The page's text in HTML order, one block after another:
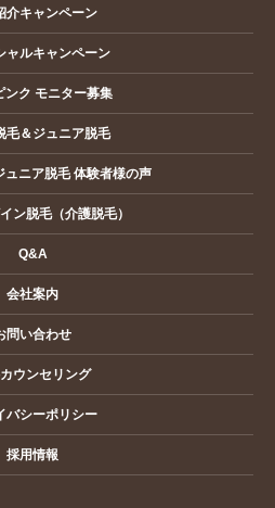
介キャンペーン
ャルキャンペーン
ンク モニター募集
毛＆ジュニア脱毛
ュニア脱毛 体験者様の声
ン脱毛（介護脱毛）
Q&A
会社案内
問い合わせ
ウンセリング
バシーポリシー
採用情報